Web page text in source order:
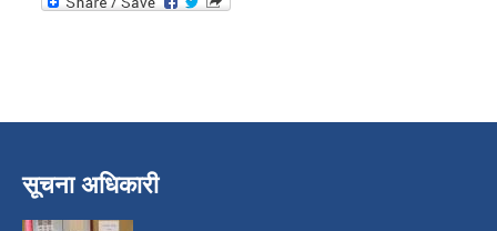
सूचना अधिकारी